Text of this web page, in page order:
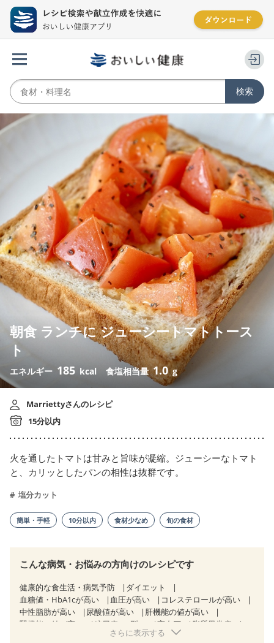
朝食 ランチに ジューシートマトトース
ト
エネルギー 185 kcal 食塩相当量 1.0 g
Marriettyさんのレシピ
15分以内
火を通したトマトは甘みと旨味が凝縮。ジューシーなトマト
と、カリッとしたパンの相性は抜群です。
塩分カット
簡単・手軽 10分以内 食材少なめ 旬の食材
こんな病気・お悩みの方向けのレシピです
健康的な食生活・病気予防
ダイエット
血糖値・HbA1cが高い
血圧が高い
コレステロールが高い
中性脂肪が高い
尿酸値が高い
肝機能の値が高い
腎機能の値が高い
糖尿病（2型） 高血圧
脂質異常症
狭心症 心筋梗塞
さらに表示する